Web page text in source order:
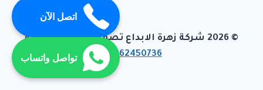
© 2026 شركة زهرة الابداع تصميم وبرمجة تيفاجو
01062450736
اتصل الآن
تواصل واتساب